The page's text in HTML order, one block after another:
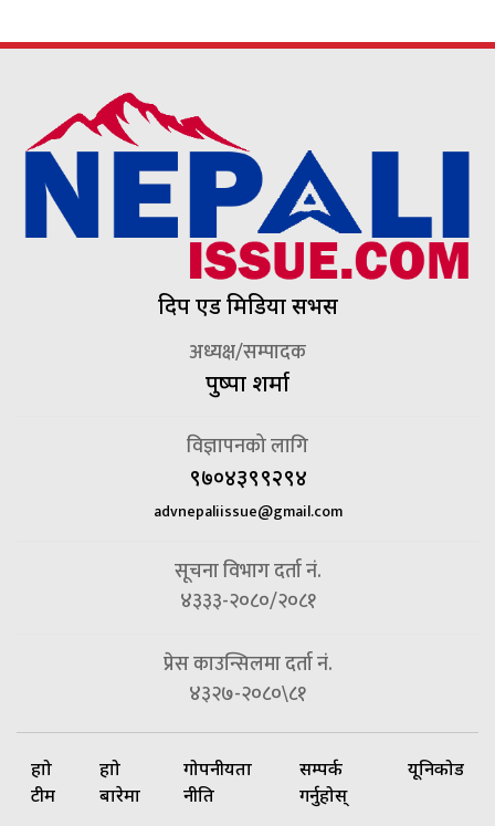
दिप एड मिडिया सर्भिस
अध्यक्ष/सम्पादक
पुष्पा शर्मा
विज्ञापनको लागि
९७०४३९९२९४
advnepaliissue@gmail.com
सूचना विभाग दर्ता नं.
४३३३-२०८०/२०८१
प्रेस काउन्सिलमा दर्ता नं.
४३२७-२०८०\८१
हाम्रो
टीम
हाम्रो
बारेमा
गोपनीयता
नीति
सम्पर्क
गर्नुहोस्
यूनिकोड